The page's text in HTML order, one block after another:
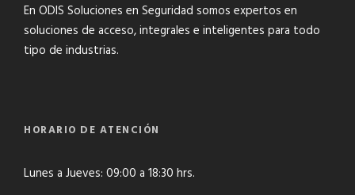
En ODIS Soluciones en Seguridad somos expertos en
soluciones de acceso, integrales e inteligentes para todo
tipo de industrias.
HORARIO DE ATENCIÓN
Lunes a Jueves: 09:00 a 18:30 hrs.